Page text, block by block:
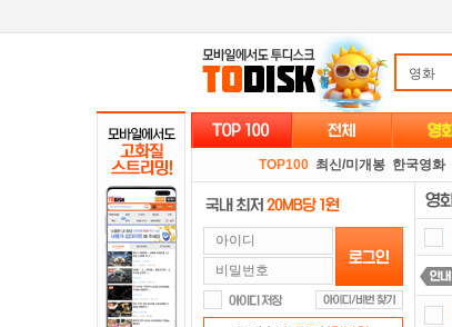
영화
TOP100 최신/미개봉 한국영화